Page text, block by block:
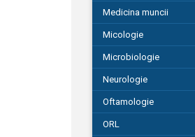
Medicina muncii
Micologie
Microbiologie
Neurologie
Oftamologie
ORL